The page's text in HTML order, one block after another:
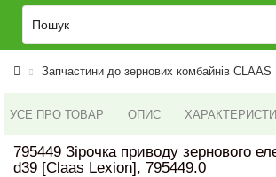
Запчастини до зернових комбайнів CLAAS
УСЕ ПРО ТОВАР ОПИС
795449 Зірочка приводу зернового
d39 [Claas Lexion], 795449.0